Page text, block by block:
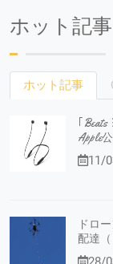
ホット記事
ホット記事
｢
Apple
11/
ドロ
配達（